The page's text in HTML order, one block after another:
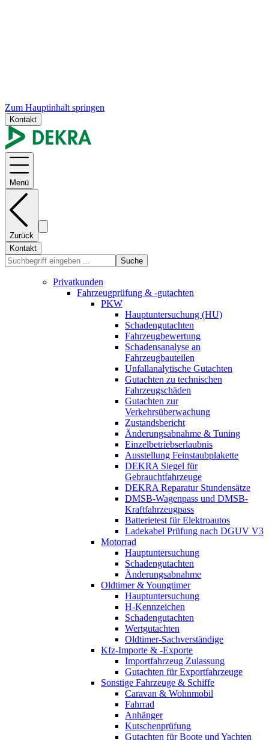
Zum Hauptinhalt springen
Kontakt
Menü
Zurück
Kontakt
Suche
Privatkunden
Fahrzeugprüfung & -gutachten
PKW
Hauptuntersuchung (HU)
Schadengutachten
Fahrzeugbewertung
Schadensanalyse an
Fahrzeugbauteilen
Unfallanalytische Gutachten
Gutachten zu technischen
Fahrzeugschäden
Gutachten zur
Verkehrsüberwachung
Zustandsbericht
Änderungsabnahme & Tuning
Einzelbetriebserlaubnis
Ausstellung Feinstaubplakette
DEKRA Siegel für
Gebrauchtfahrzeuge
DEKRA Reparatur Stundensätze
DMSB-Wagenpass und DMSB-
Kraftfahrzeugpass
Batterietest für Elektroautos
Ladekabel Prüfung nach DGUV V3
Motorrad
Hauptuntersuchung
Schadengutachten
Änderungsabnahme
Oldtimer & Youngtimer
Hauptuntersuchung
H-Kennzeichen
Schadengutachten
Wertgutachten
Oldtimer-Sachverständige
Kfz-Importe & -Exporte
Importfahrzeug Zulassung
Gutachten für Exportfahrzeuge
Sonstige Fahrzeuge & Schiffe
Caravan & Wohnmobil
Fahrrad
Anhänger
Kutschenprüfung
Gutachten für Boote und Yachten